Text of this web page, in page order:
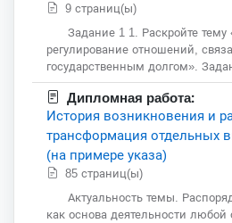
9 страниц(ы)
Задание 1 1. Раскройте тему
регулирование отношений,
государственным долгом».
Дипломная работа:
История возникновения и
трансформация отдельных
(на примере указа)
85 страниц(ы)
Актуальность темы.
как основа деятельности любой